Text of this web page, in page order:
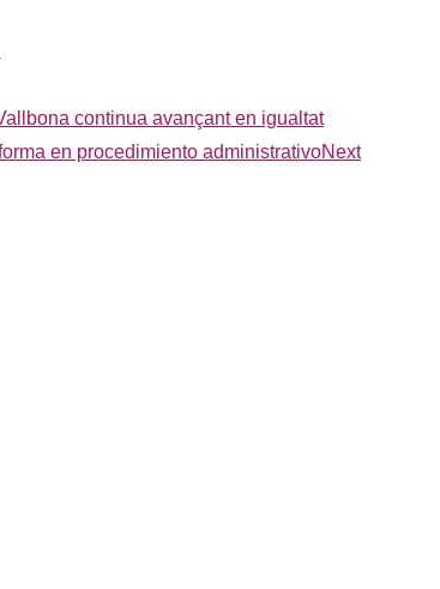
continua avançant en igualtat
en procedimiento administrativoNext